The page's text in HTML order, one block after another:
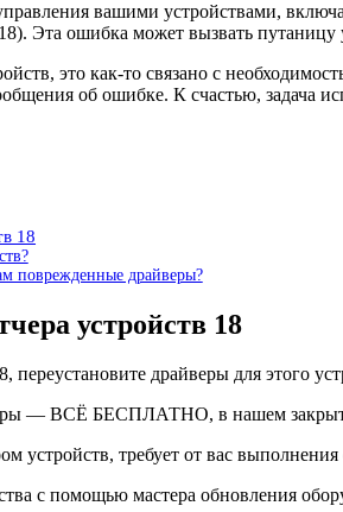
вашими устройствами,
Эта ошибка может вызвать
это как-то связано с
об ошибке. К счастью, задача
18
поврежденные драйверы?
устройств 18
переустановите драйверы для этого
— ВСЁ БЕСПЛАТНО, в нашем
устройств, требует от вас
с помощью мастера обновления